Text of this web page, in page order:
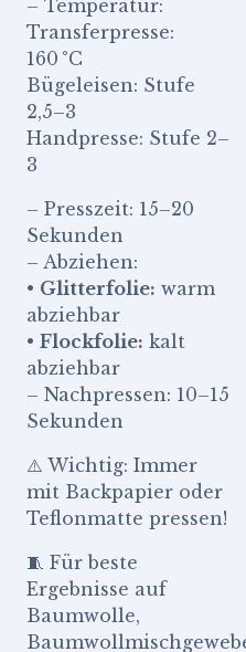
– Temperatur:
Transferpresse:
160 °C
Bügeleisen: Stufe
2,5–3
Handpresse: Stufe 2–
3
– Presszeit: 15–20
Sekunden
– Abziehen:
• Glitterfolie: warm
abziehbar
• Flockfolie: kalt
abziehbar
– Nachpressen: 10–15
Sekunden
⚠️ Wichtig: Immer
mit Backpapier oder
Teflonmatte pressen!
🧵 Für beste
Ergebnisse auf
Baumwolle,